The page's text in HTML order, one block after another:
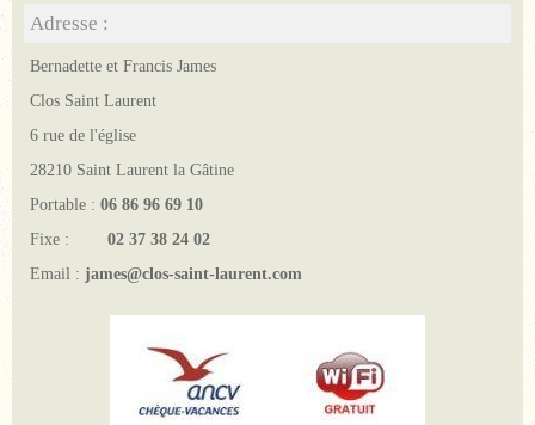
Adresse :
Bernadette et Francis James
Clos Saint Laurent
6 rue de l'église
28210 Saint Laurent la Gâtine
Portable : 06 86 96 69 10
Fixe : 02 37 38 24 02
Email : james@clos-saint-laurent.com